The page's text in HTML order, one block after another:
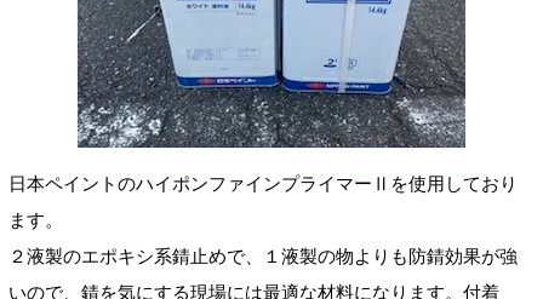
日本ペイントのハイポンファインプライマーⅡを使用しており
ます。
２液製のエポキシ系錆止めで、１液製の物よりも防錆効果が強
いので、錆を気にする現場には最適な材料になります。付着